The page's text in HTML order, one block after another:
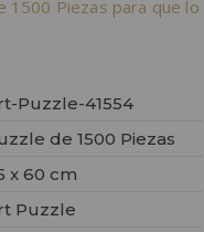
1500 Piezas para que
Puzzle-41554
de 1500 Piezas
x 60 cm
Puzzle